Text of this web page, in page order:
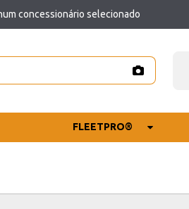
concessionário selecionado
FLEETPRO®